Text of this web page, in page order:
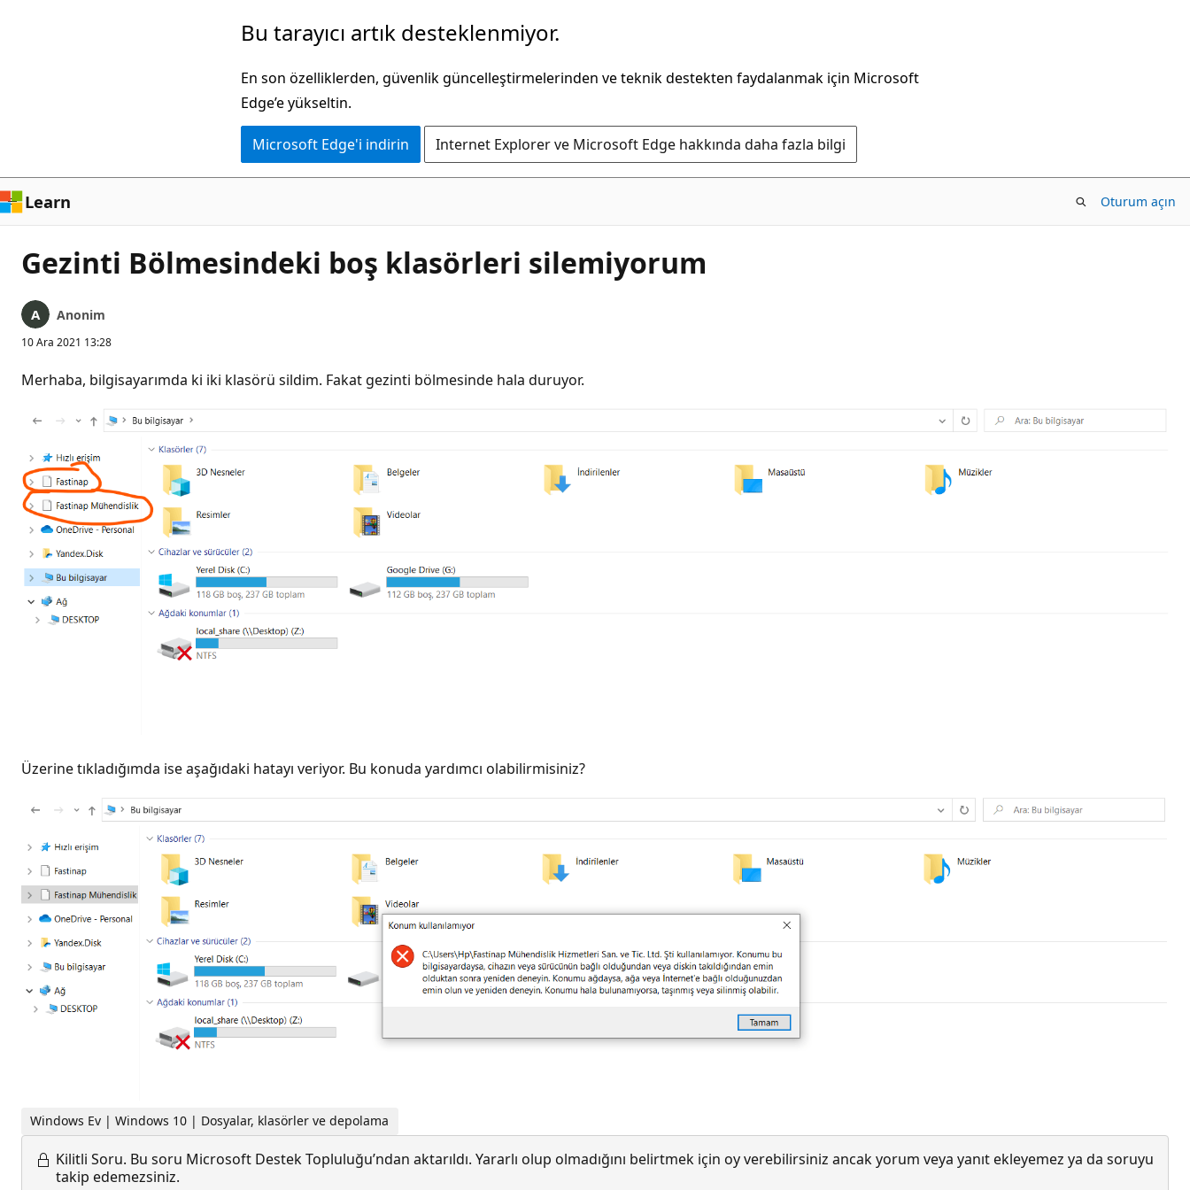
Bu tarayıcı artık desteklenmiyor.
En son özelliklerden, güvenlik güncelleştirmelerinden ve teknik destekten faydalanmak için Microsoft
Edge’e yükseltin.
Microsoft Edge'i indirin Internet Explorer ve Microsoft Edge hakkında daha fazla bilgi
Learn Oturum açın
Gezinti Bölmesindeki boş klasörleri silemiyorum
Anonim
10 Ara 2021 13:28
Merhaba, bilgisayarımda ki iki klasörü sildim. Fakat gezinti bölmesinde hala duruyor.
Üzerine tıkladığımda ise aşağıdaki hatayı veriyor. Bu konuda yardımcı olabilirmisiniz?
Windows Ev | Windows 10 | Dosyalar, klasörler ve depolama
Kilitli Soru. Bu soru Microsoft Destek Topluluğu’ndan aktarıldı. Yararlı olup olmadığını belirtmek için oy verebilirsiniz ancak yorum veya yanıt ekleyemez ya da soruyu
takip edemezsiniz.